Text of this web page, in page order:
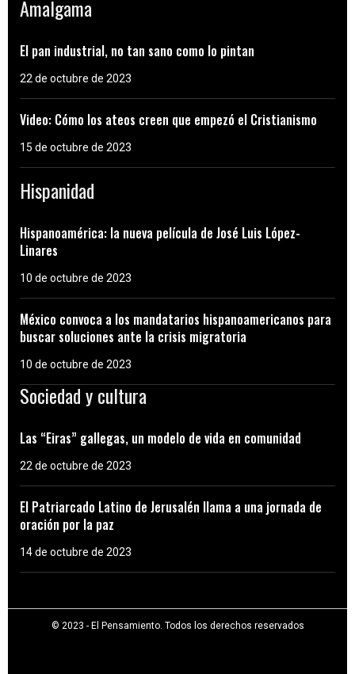
Amalgama
El pan industrial, no tan sano como lo pintan
22 de octubre de 2023
Video: Cómo los ateos creen que empezó el Cristianismo
15 de octubre de 2023
Hispanidad
Hispanoamérica: la nueva película de José Luis López-
Linares
10 de octubre de 2023
México convoca a los mandatarios hispanoamericanos para
buscar soluciones ante la crisis migratoria
10 de octubre de 2023
Sociedad y cultura
Las “Eiras” gallegas, un modelo de vida en comunidad
22 de octubre de 2023
El Patriarcado Latino de Jerusalén llama a una jornada de
oración por la paz
14 de octubre de 2023
© 2023 - El Pensamiento. Todos los derechos reservados